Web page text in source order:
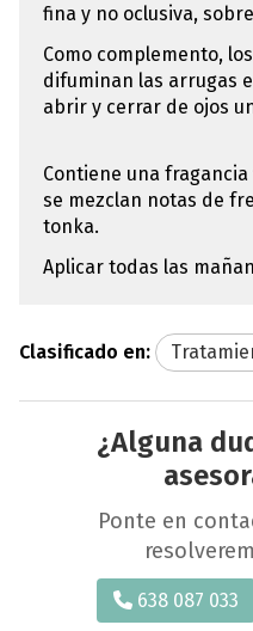
fina y no oclusiva,
Como complemento,
difuminan las arrugas
abrir y cerrar de ojos
Contiene una
se mezclan notas de
tonka.
Aplicar todas las
Clasificado en:
¿Alguna
Ponte en
638 087 033